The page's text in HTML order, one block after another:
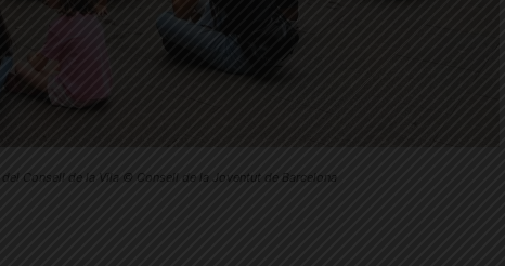
Consell de la Vila © Consell de la Joventut de Barcelona